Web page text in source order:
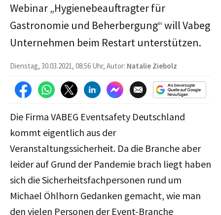
Webinar „Hygienebeauftragter für
Gastronomie und Beherbergung“ will Vabeg
Unternehmen beim Restart unterstützen.
Dienstag, 30.03.2021, 08:56 Uhr, Autor: Natalie Ziebolz
Die Firma VABEG Eventsafety Deutschland
kommt eigentlich aus der
Veranstaltungssicherheit. Da die Branche aber
leider auf Grund der Pandemie brach liegt haben
sich die Sicherheitsfachpersonen rund um
Michael Öhlhorn Gedanken gemacht, wie man
den vielen Personen der Event-Branche